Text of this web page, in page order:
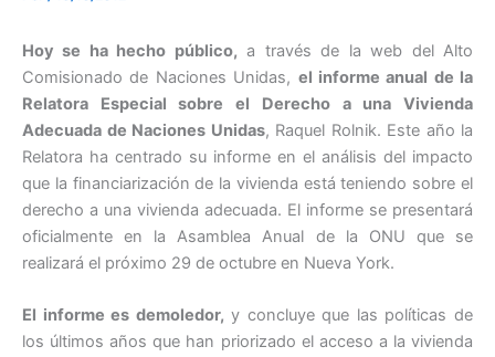
Hoy se ha hecho público, a través de la web del Alto
Comisionado de Naciones Unidas, el informe anual de la
Relatora Especial sobre el Derecho a una Vivienda
Adecuada de Naciones Unidas, Raquel Rolnik. Este año la
Relatora ha centrado su informe en el análisis del impacto
que la financiarización de la vivienda está teniendo sobre el
derecho a una vivienda adecuada. El informe se presentará
oficialmente en la Asamblea Anual de la ONU que se
realizará el próximo 29 de octubre en Nueva York.
El informe es demoledor, y concluye que las políticas de
los últimos años que han priorizado el acceso a la vivienda